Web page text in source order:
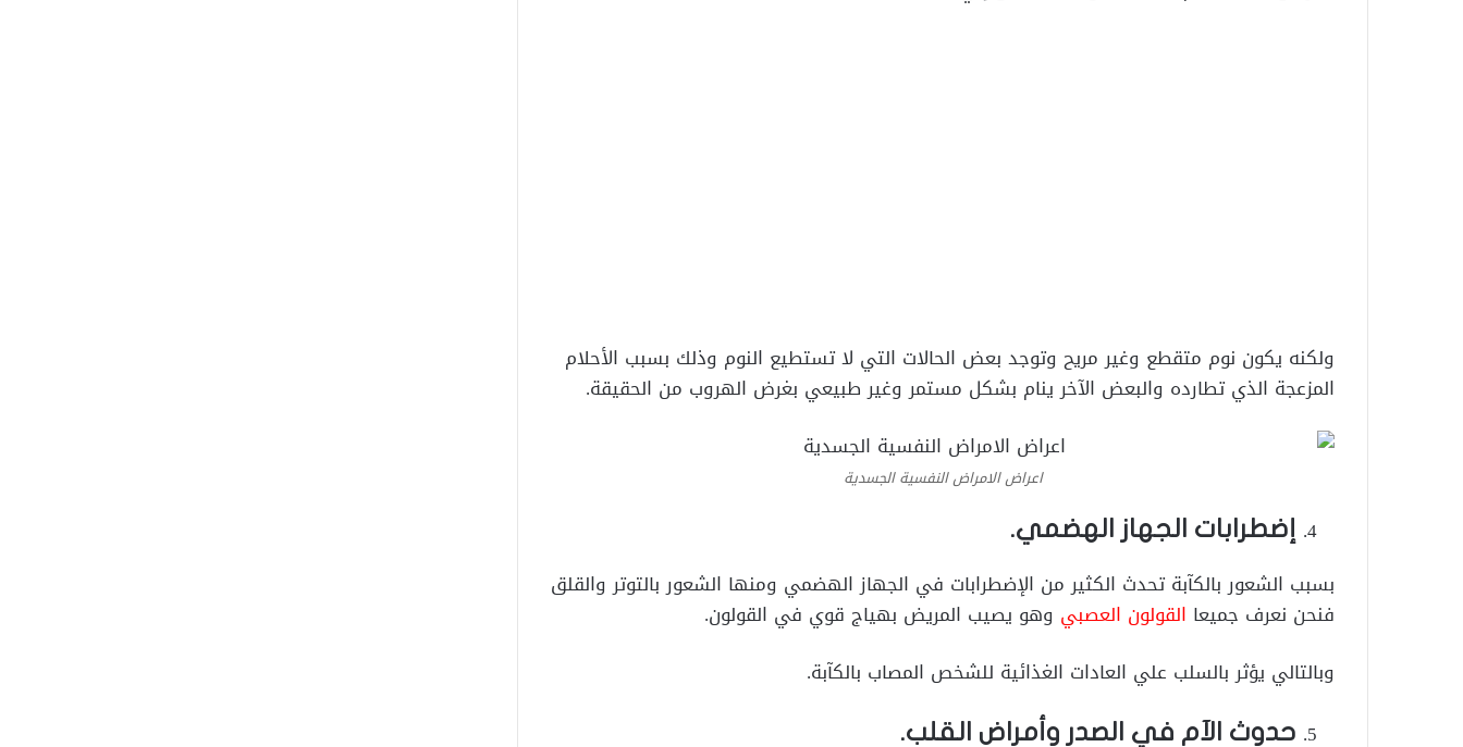
ولكنه يكون نوم متقطع وغير مريح وتوجد بعض الحالات التي لا تستطيع النوم وذلك بسبب الأحلام
المزعجة الذي تطارده والبعض الآخر ينام بشكل مستمر وغير طبيعي بغرض الهروب من الحقيقة.
اعراض الامراض النفسية الجسدية
إضطرابات الجهاز الهضمي.
بسبب الشعور بالكآبة تحدث الكثير من الإضطرابات في الجهاز الهضمي ومنها الشعور بالتوتر والقلق
فنحن نعرف جميعا القولون العصبي وهو يصيب المريض بهياج قوي في القولون.
وبالتالي يؤثر بالسلب علي العادات الغذائية للشخص المصاب بالكآبة.
حدوث الآم في الصدر وأمراض القلب.